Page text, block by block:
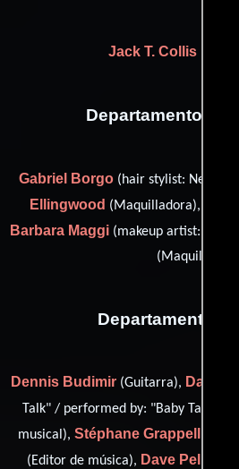
Jack T. Collis((as
Departamento de
Gabriel Borgo (hair stylist: New
Ellingwood (Maquilladora),
Barbara Maggi (makeup artist: New
(Maquilladora)
Departamento de
Dennis Budimir(Guitarra), David
Talk" / performed by: "Baby Talk"),
musical), Stéphane Grappelli
(Editor de música), Dave Pell